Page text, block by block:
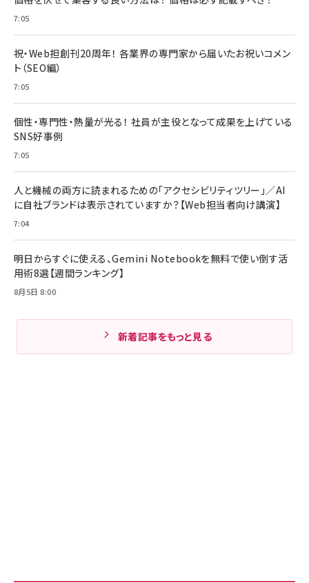
7:05
祝・Web担創刊20周年！ 各業界の専門家から届いたお祝いコメン
ト（SEO編）
7:05
個性・専門性・熱量が光る！ 社員が主役となって成果を上げている
SNS好事例
7:05
人と機械の両方に読まれるための「アクセシビリティツリー」／AI
に自社ブランドは表示されていますか？【Web担当者向け講演】
7:04
明日からすぐに使える、Gemini Notebookを無料で使い倒す活
用術8選【週間ランキング】
8月5日 8:00
新着記事をもっと見る